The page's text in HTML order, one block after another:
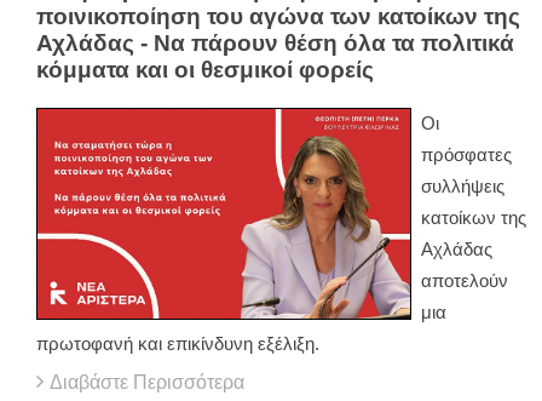
ποινικοποίηση του αγώνα των κατοίκων της
Αχλάδας - Να πάρουν θέση όλα τα πολιτικά
κόμματα και οι θεσμικοί φορείς
Οι
πρόσφατες
συλλήψεις
κατοίκων της
Αχλάδας
αποτελούν
μια
πρωτοφανή και επικίνδυνη εξέλιξη.
Διαβάστε Περισσότερα